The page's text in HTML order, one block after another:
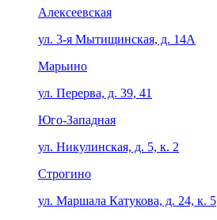
Алексеевская
ул. 3-я Мытищинская, д. 14А
Марьино
ул. Перерва, д. 39, 41
Юго-Западная
ул. Никулинская, д. 5, к. 2
Строгино
ул. Маршала Катукова, д. 24, к. 5